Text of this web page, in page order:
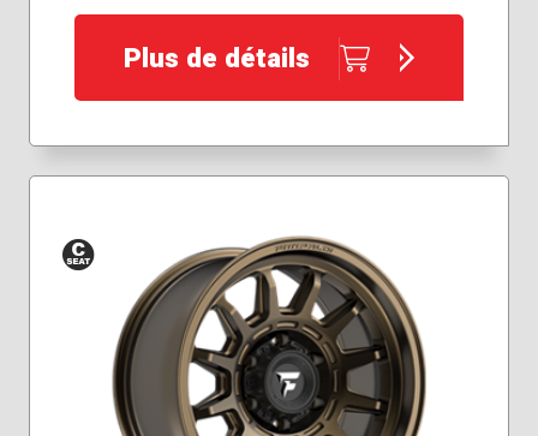
Plus de détails
Siège
conique